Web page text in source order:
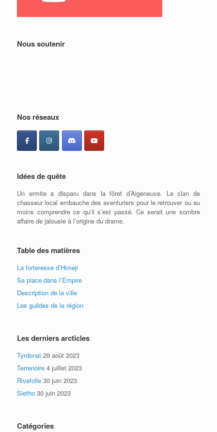
Nous soutenir
Nos réseaux
Idées de quête
Un ermite a disparu dans la fôret d’Aigeneuve. Le clan de
chasseur local embauche des aventuriers pour le retrouver ou au
moins comprendre ce qu’il s’est passé. Ce serait une sombre
affaire de jalousie à l’origine du drame.
Table des matières
La forteresse d’Himeji
Sa place dans l’Empire
Description de la ville
Les guildes de la région
Les derniers arcticles
Tyrdonaï 29 août 2023
Terrenoire 4 juillet 2023
Rivefolle 30 juin 2023
Sletho 30 juin 2023
Catégories